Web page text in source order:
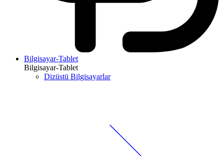
Bilgisayar-Tablet
Bilgisayar-Tablet
Dizüstü Bilgisayarlar